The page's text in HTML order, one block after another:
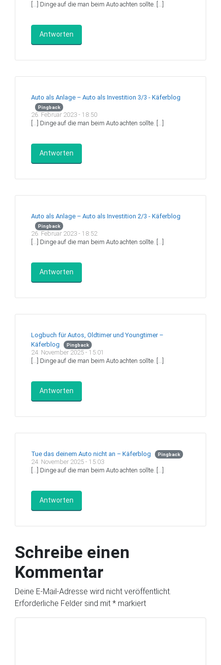
[…] Dinge auf die man beim Auto achten sollte. […]
Antworten
Auto als Anlage – Auto als Investition 3/3 - Käferblog
Pingback
26. Februar 2023 - 18:50
[…] Dinge auf die man beim Auto achten sollte. […]
Antworten
Auto als Anlage – Auto als Investition 2/3 - Käferblog
Pingback
26. Februar 2023 - 18:52
[…] Dinge auf die man beim Auto achten sollte. […]
Antworten
Logbuch für Autos, Oldtimer und Youngtimer –
Käferblog
Pingback
24. November 2025 - 15:01
[…] Dinge auf die man beim Auto achten sollte. […]
Antworten
Tue das deinem Auto nicht an – Käferblog Pingback
24. November 2025 - 15:03
[…] Dinge auf die man beim Auto achten sollte. […]
Antworten
Schreibe einen
Kommentar
Deine E-Mail-Adresse wird nicht veröffentlicht.
Erforderliche Felder sind mit * markiert